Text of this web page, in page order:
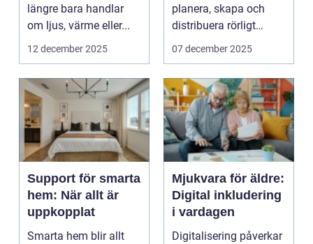
längre bara handlar
om ljus, värme eller...
12 december 2025
planera, skapa och
distribuera rörligt
innehåll som fö...
07 december 2025
Support för smarta
hem: När allt är
uppkopplat
Smarta hem blir allt
Mjukvara för äldre:
Digital inkludering
i vardagen
Digitalisering påverkar